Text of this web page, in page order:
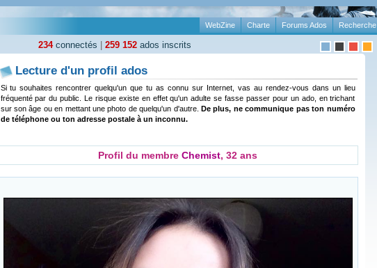
Recherche
Forums Ados
Charte
WebZine
234connectés 259 152 ados inscrits
Lecture d'un profil ados
Si tu souhaites rencontrer quelqu'un que tu as connu sur Internet, vas au rendez-vous dans un lieu
fréquenté par du public. Le risque existe en effet qu'un adulte se fasse passer pour un ado, en trichant
sur son âge ou en mettant une photo de quelqu'un d'autre.De plus, ne communique pas ton numéro
de téléphone ou ton adresse postale à un inconnu.
Profil du membre Chemist, 32 ans